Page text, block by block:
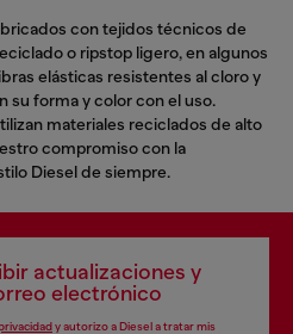
con tejidos técnicos de
o ripstop ligero, en algunos
elásticas resistentes al cloro y
su forma y color con el uso.
materiales reciclados de alto
compromiso con la
Diesel de siempre.
actualizaciones y
electrónico
y autorizo a Diesel a tratar mis